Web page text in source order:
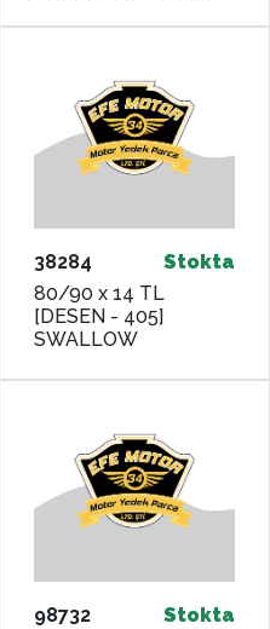
38284
Stokta
80/90 x 14 TL
[DESEN - 405]
SWALLOW
98732
Stokta